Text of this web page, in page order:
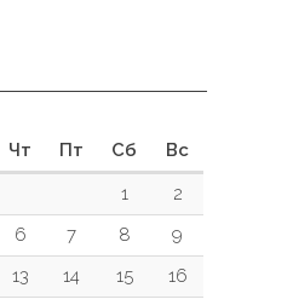
Чт Пт Сб Вс
1
2
6 7 8
9
13 14 15
16